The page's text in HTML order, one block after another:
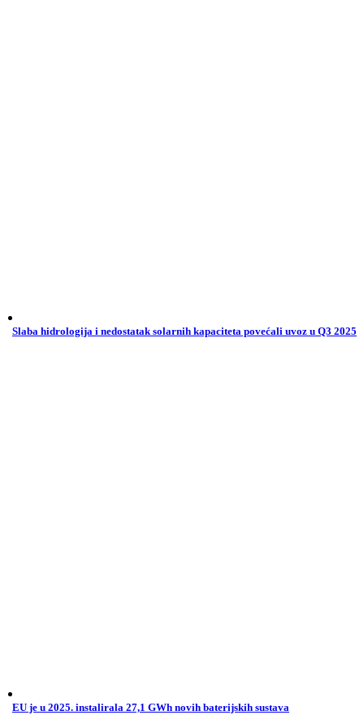
Slaba hidrologija i nedostatak solarnih kapaciteta povećali uvoz u Q3 2025
EU je u 2025. instalirala 27,1 GWh novih baterijskih sustava